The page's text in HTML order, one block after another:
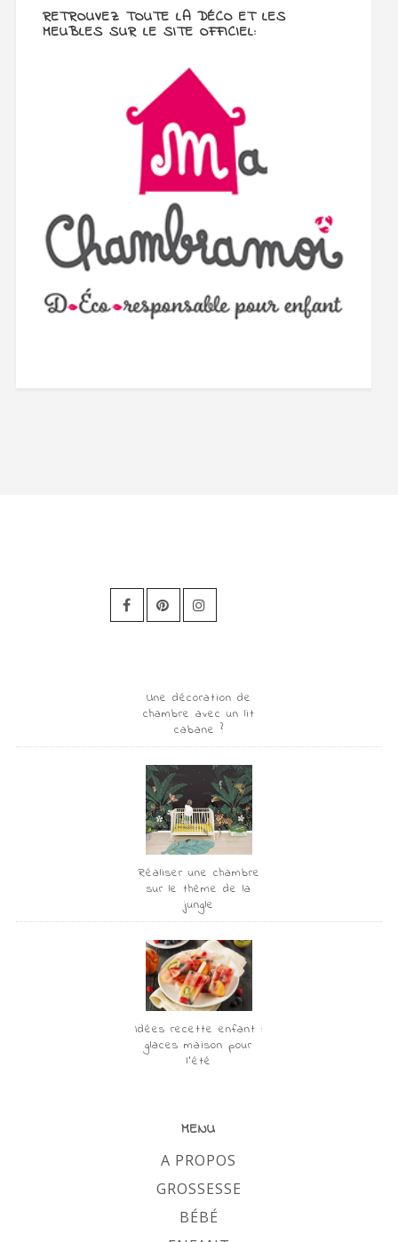
RETROUVEZ TOUTE LA DÉCO ET LES
MEUBLES SUR LE SITE OFFICIEL:
Une décoration de
chambre avec un lit
cabane ?
Réaliser une chambre
sur le thème de la
jungle
Idées recette enfant :
glaces maison pour
l’été
MENU
A PROPOS
GROSSESSE
BÉBÉ